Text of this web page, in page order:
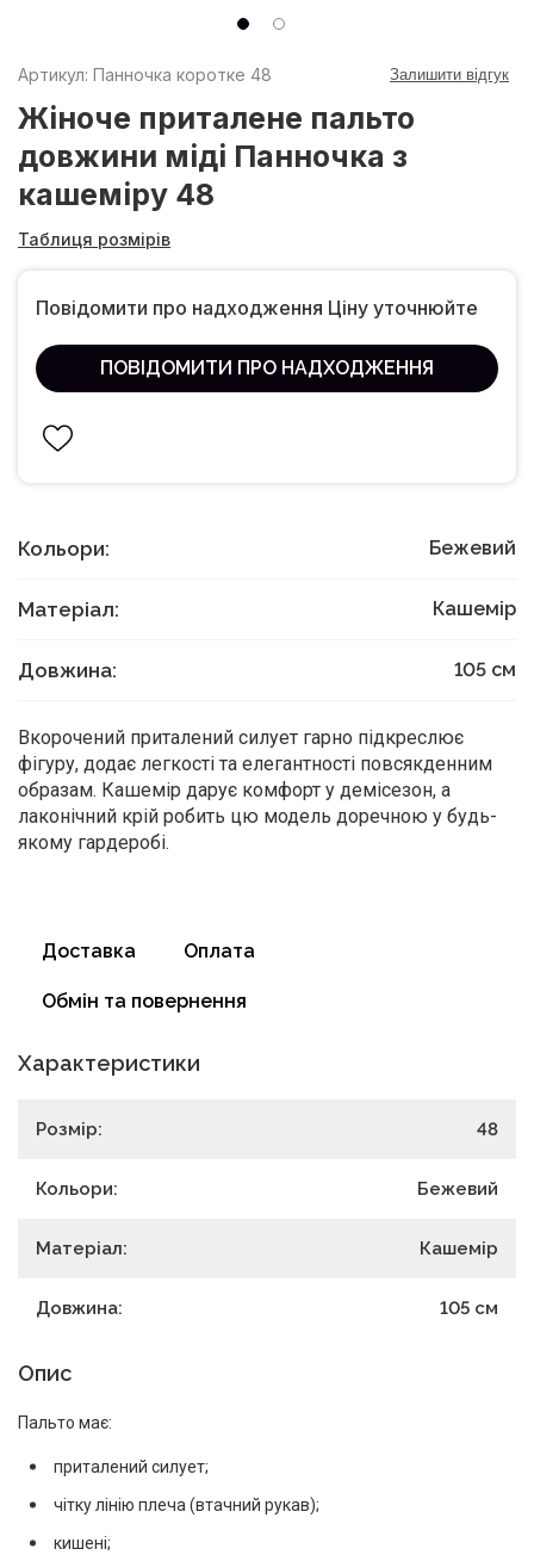
Артикул: Панночка коротке 48 Залишити відгук
Жіноче приталене пальто
довжини міді Панночка з
кашеміру 48
Таблиця розмірів
Повідомити про надходження Ціну уточнюйте
ПОВІДОМИТИ ПРО НАДХОДЖЕННЯ
Кольори: Бежевий
Матеріал: Кашемір
Довжина: 105 см
Вкорочений приталений силует гарно підкреслює
фігуру, додає легкості та елегантності повсякденним
образам. Кашемір дарує комфорт у демісезон, а
лаконічний крій робить цю модель доречною у будь-
якому гардеробі.
Доставка Оплата
Обмін та повернення
Характеристики
Розмір: 48
Кольори: Бежевий
Матеріал: Кашемір
Довжина: 105 см
Опис
Пальто має:
приталений силует;
чітку лінію плеча (втачний рукав);
кишені;